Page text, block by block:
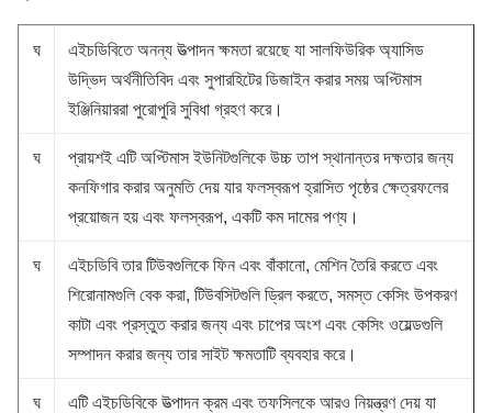
ঘ
এইচডিবিতে অনন্য উত্পাদন ক্ষমতা রয়েছে যা সালফিউরিক অ্যাসিড
উদ্ভিদ অর্থনীতিবিদ এবং সুপারহিটের ডিজাইন করার সময় অপ্টিমাস
ইঞ্জিনিয়াররা পুরোপুরি সুবিধা গ্রহণ করে।
ঘ
প্রায়শই এটি অপ্টিমাস ইউনিটগুলিকে উচ্চ তাপ স্থানান্তর দক্ষতার জন্য
কনফিগার করার অনুমতি দেয় যার ফলস্বরূপ হ্রাসিত পৃষ্ঠের ক্ষেত্রফলের
প্রয়োজন হয় এবং ফলস্বরূপ, একটি কম দামের পণ্য।
ঘ
এইচডিবি তার টিউবগুলিকে ফিন এবং বাঁকানো, মেশিন তৈরি করতে এবং
শিরোনামগুলি বেক করা, টিউবসিটগুলি ড্রিল করতে, সমস্ত কেসিং উপকরণ
কাটা এবং প্রস্তুত করার জন্য এবং চাপের অংশ এবং কেসিং ওয়েল্ডগুলি
সম্পাদন করার জন্য তার সাইট ক্ষমতাটি ব্যবহার করে।
ঘ
এটি এইচডিবিকে উত্পাদন ক্রম এবং তফসিলকে আরও নিয়ন্ত্রণ দেয় যা